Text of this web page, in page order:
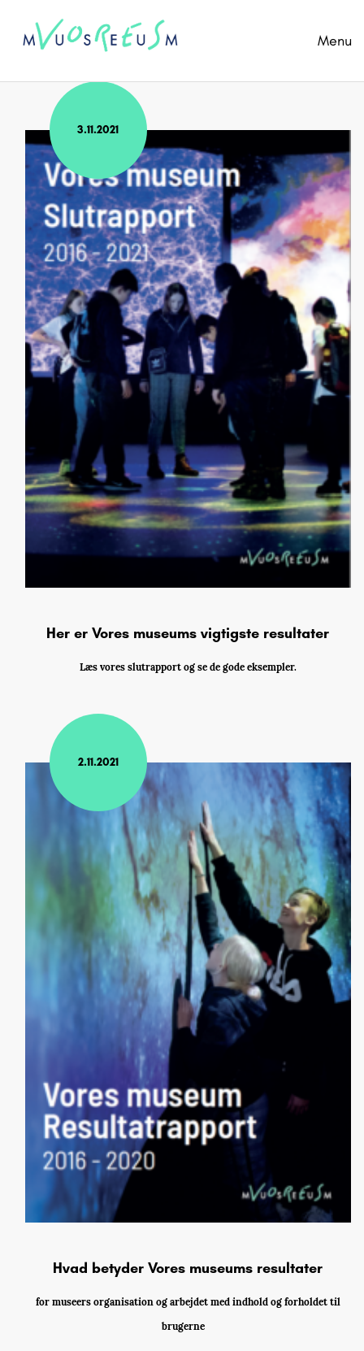
Menu
3.11.2021
Her er Vores museums vigtigste resultater
Læs vores slutrapport og se de gode eksempler.
2.11.2021
Hvad betyder Vores museums resultater
for museers organisation og arbejdet med indhold og forholdet til
brugerne